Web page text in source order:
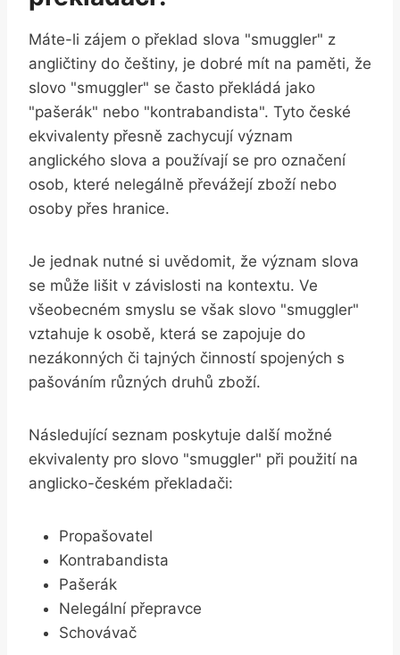
Máte-li zájem o překlad slova "smuggler" z
angličtiny do češtiny, je dobré mít na paměti, že
slovo "smuggler" se často překládá jako
"pašerák" nebo "kontrabandista". Tyto české
ekvivalenty přesně zachycují význam
anglického slova a používají se pro označení
osob, které nelegálně převážejí zboží nebo
osoby přes hranice.
Je jednak nutné si uvědomit, že význam slova
se může lišit v závislosti na kontextu. Ve
všeobecném smyslu se však slovo "smuggler"
vztahuje k osobě, která se zapojuje do
nezákonných či tajných činností spojených s
pašováním různých druhů zboží.
Následující seznam poskytuje další možné
ekvivalenty pro slovo "smuggler" při použití na
anglicko-českém překladači:
Propašovatel
Kontrabandista
Pašerák
Nelegální přepravce
Schovávač